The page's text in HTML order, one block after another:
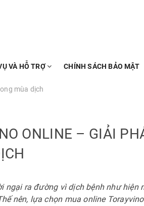
VÀ HỖ TRỢ CHÍNH SÁCH BẢO MẬT
mùa dịch
ONLINE – GIẢI
ngại ra đường vì dịch bệnh như hiện
nên, lựa chọn mua online